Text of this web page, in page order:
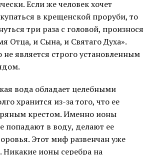
Если же человек хочет
в крещенской проруби, то
три раза с головой, произнося
Отца, и Сына, и Святаго Духа».
является строго установленным
вода обладает целебными
хранится из-за того, что ее
крестом. Именно ионы
попадают в воду, делают ее
Этот миф развенчан уже
Никакие ионы серебра на